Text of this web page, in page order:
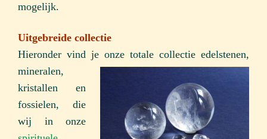
mogelijk.
Uitgebreide collectie
Hieronder vind je onze totale collectie edelstenen,
mineralen,
kristallen en
fossielen, die
wij in onze